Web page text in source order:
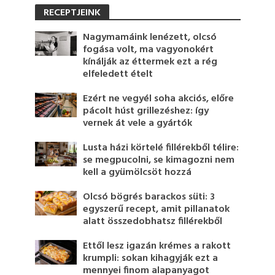
RECEPTJEINK
Nagymamáink lenézett, olcsó
fogása volt, ma vagyonokért
kínálják az éttermek ezt a rég
elfeledett ételt
Ezért ne vegyél soha akciós, előre
pácolt húst grillezéshez: így
vernek át vele a gyártók
Lusta házi körtelé fillérekből télire:
se megpucolni, se kimagozni nem
kell a gyümölcsöt hozzá
Olcsó bögrés barackos süti: 3
egyszerű recept, amit pillanatok
alatt összedobhatsz fillérekből
Ettől lesz igazán krémes a rakott
krumpli: sokan kihagyják ezt a
mennyei finom alapanyagot